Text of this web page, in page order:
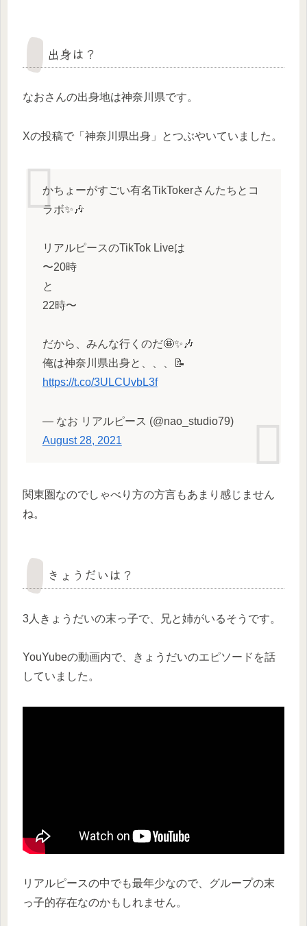
出身は？
なおさんの出身地は神奈川県です。
Xの投稿で「神奈川県出身」とつぶやいていました。
かちょーがすごい有名TikTokerさんたちとコ
ラボ✨🎶
リアルピースのTikTok Liveは
〜20時
と
22時〜
だから、みんな行くのだ🤩✨🎶
俺は神奈川県出身と、、、📝
https://t.co/3ULCUvbL3f
— なお リアルピース (@nao_studio79)
August 28, 2021
関東圏なのでしゃべり方の方言もあまり感じません
ね。
きょうだいは？
3人きょうだいの末っ子で、兄と姉がいるそうです。
YouYubeの動画内で、きょうだいのエピソードを話
していました。
リアルピースの中でも最年少なので、グループの末
っ子的存在なのかもしれません。